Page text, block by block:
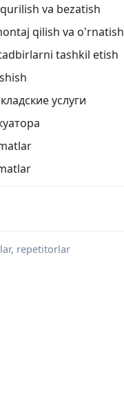
va bezatish
qilish va o'rnatish
tashkil etish
услуги
repetitorlar